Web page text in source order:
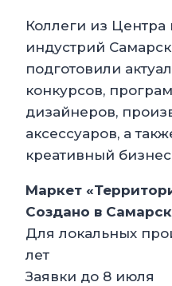
Коллеги из Центра
индустрий
подготовили
конкурсов,
дизайнеров,
аксессуаров, а
креативный
Маркет
Создано в
Для локальных
лет
Заявки до 8 июля